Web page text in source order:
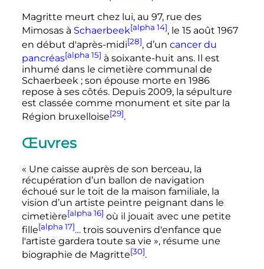
Magritte meurt chez lui, au 97, rue des
Mimosas à Schaerbeek[alpha 14], le 15 août 1967
en début d'après-midi[28], d’un cancer du
pancréas[alpha 15] à soixante-huit ans. Il est
inhumé dans le cimetière communal de
Schaerbeek ; son épouse morte en 1986
repose à ses côtés. Depuis 2009, la sépulture
est classée comme monument et site par la
Région bruxelloise[29].
Œuvres
« Une caisse auprès de son berceau, la
récupération d’un ballon de navigation
échoué sur le toit de la maison familiale, la
vision d’un artiste peintre peignant dans le
cimetière[alpha 16] où il jouait avec une petite
fille[alpha 17]… trois souvenirs d'enfance que
l'artiste gardera toute sa vie », résume une
biographie de Magritte[30].